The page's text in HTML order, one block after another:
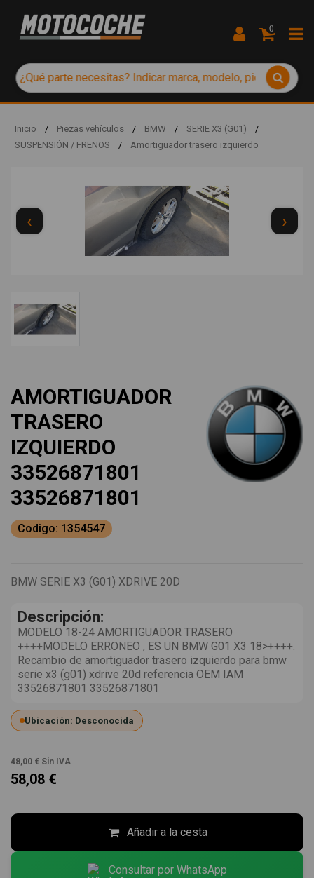
0
Inicio / Piezas vehículos / BMW / SERIE X3 (G01)
/
SUSPENSIÓN / FRENOS
/ Amortiguador trasero izquierdo
‹ ›
AMORTIGUADOR
TRASERO
IZQUIERDO
33526871801
33526871801
Codigo: 1354547
BMW SERIE X3 (G01) XDRIVE 20D
Descripción:
MODELO 18-24 AMORTIGUADOR TRASERO
++++MODELO ERRONEO , ES UN BMW G01 X3 18>++++.
Recambio de amortiguador trasero izquierdo para bmw
serie x3 (g01) xdrive 20d referencia OEM IAM
33526871801 33526871801
Ubicación: Desconocida
48,00 € Sin IVA
58,08 €
Añadir a la cesta
Consultar por WhatsApp